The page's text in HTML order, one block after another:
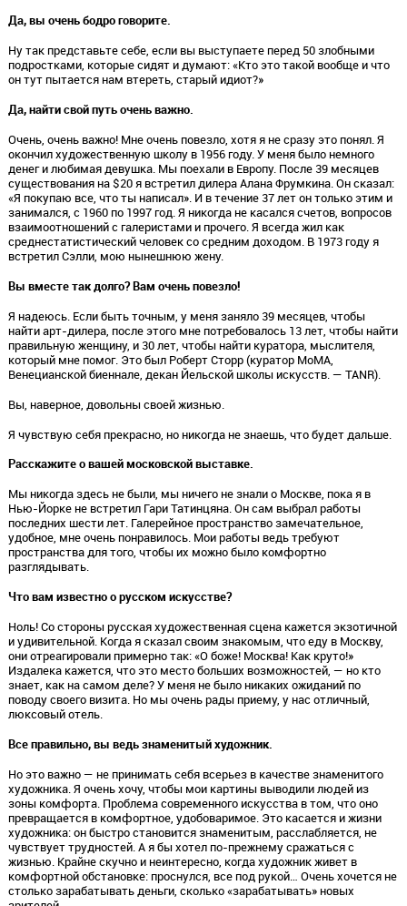
Да, вы очень бодро говорите.
Ну так представьте себе, если вы выступаете перед 50 злобными
подростками, которые сидят и думают: «Кто это такой вообще и что
он тут пытается нам втереть, старый идиот?»
Да, найти свой путь очень важно.
Очень, очень важно! Мне очень повезло, хотя я не сразу это понял. Я
окончил художественную школу в 1956 году. У меня было немного
денег и любимая девушка. Мы поехали в Европу. После 39 месяцев
существования на $20 я встретил дилера Алана Фрумкина. Он сказал:
«Я покупаю все, что ты написал». И в течение 37 лет он только этим и
занимался, с 1960 по 1997 год. Я никогда не касался счетов, вопросов
взаимоотношений с галеристами и прочего. Я всегда жил как
среднестатистический человек со средним доходом. В 1973 году я
встретил Сэлли, мою нынешнюю жену.
Вы вместе так долго? Вам очень повезло!
Я надеюсь. Если быть точным, у меня заняло 39 месяцев, чтобы
найти арт-дилера, после этого мне потребовалось 13 лет, чтобы найти
правильную женщину, и 30 лет, чтобы найти куратора, мыслителя,
который мне помог. Это был Роберт Сторр (куратор МоМА,
Венецианской биеннале, декан Йельской школы искусств. — TANR).
Вы, наверное, довольны своей жизнью.
Я чувствую себя прекрасно, но никогда не знаешь, что будет дальше.
Расскажите о вашей московской выставке.
Мы никогда здесь не были, мы ничего не знали о Москве, пока я в
Нью-Йорке не встретил Гари Татинцяна. Он сам выбрал работы
последних шести лет. Галерейное пространство замечательное,
удобное, мне очень понравилось. Мои работы ведь требуют
пространства для того, чтобы их можно было комфортно
разглядывать.
Что вам известно о русском искусстве?
Ноль! Со стороны русская художественная сцена кажется экзотичной
и удивительной. Когда я сказал своим знакомым, что еду в Москву,
они отреагировали примерно так: «О боже! Москва! Как круто!»
Издалека кажется, что это место больших возможностей, — но кто
знает, как на самом деле? У меня не было никаких ожиданий по
поводу своего визита. Но мы очень рады приему, у нас отличный,
люксовый отель.
Все правильно, вы ведь знаменитый художник.
Но это важно — не принимать себя всерьез в качестве знаменитого
художника. Я очень хочу, чтобы мои картины выводили людей из
зоны комфорта. Проблема современного искусства в том, что оно
превращается в комфортное, удобоваримое. Это касается и жизни
художника: он быстро становится знаменитым, расслабляется, не
чувствует трудностей. А я бы хотел по-прежнему сражаться с
жизнью. Крайне скучно и неинтересно, когда художник живет в
комфортной обстановке: проснулся, все под рукой… Очень хочется не
столько зарабатывать деньги, сколько «зарабатывать» новых